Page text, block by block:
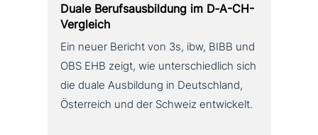
Duale Berufsausbildung im D‑A-CH-
Vergleich
Ein neuer Bericht von 3s, ibw, BIBB und
OBS EHB zeigt, wie unterschiedlich sich
die duale Ausbildung in Deutschland,
Österreich und der Schweiz entwickelt.